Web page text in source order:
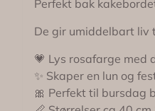
Perfekt bak
De gir umiddelbart liv
💗 Lys rosafarge med
✨ Skaper en lun og
🎀 Perfekt til bursdag